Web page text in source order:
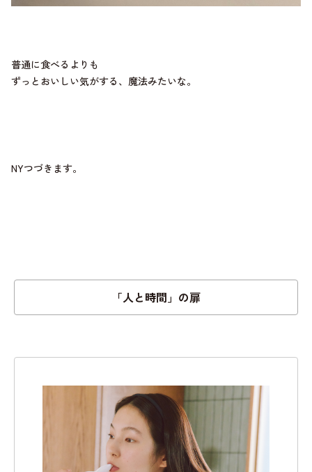
普通に食べるよりも
ずっとおいしい気がする、魔法みたいな。
NYつづきます。
「人と時間」の扉